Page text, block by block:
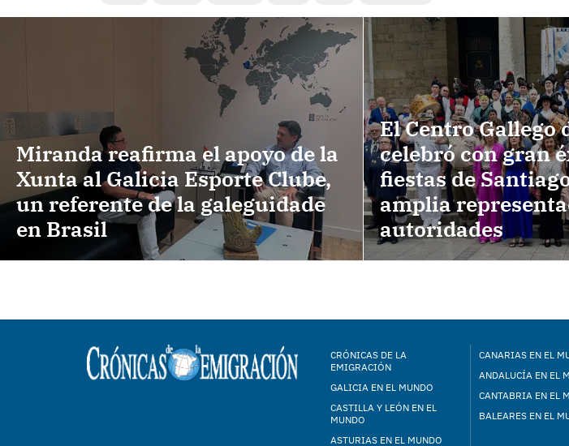
Miranda reafirma el apoyo de la
Xunta al Galicia Esporte Clube,
un referente de la galeguidade
en Brasil
El Centro Gallego
celebró con gran
fiestas de
amplia
autoridades
CRÓNICAS DE LA
EMIGRACIÓN
GALICIA EN EL MUNDO
CASTILLA Y LEÓN EN EL
MUNDO
ASTURIAS EN EL MUNDO
CANARIAS EN EL
ANDALUCÍA EN EL
CANTABRIA EN EL
BALEARES EN EL